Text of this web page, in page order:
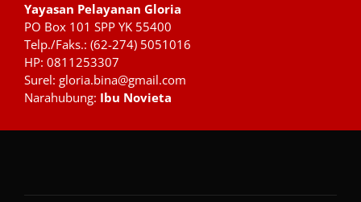
Yayasan Pelayanan Gloria
PO Box 101 SPP YK 55400
Telp./Faks.: (62-274) 5051016
HP: 0811253307
Surel: gloria.bina@gmail.com
Narahubung: Ibu Novieta